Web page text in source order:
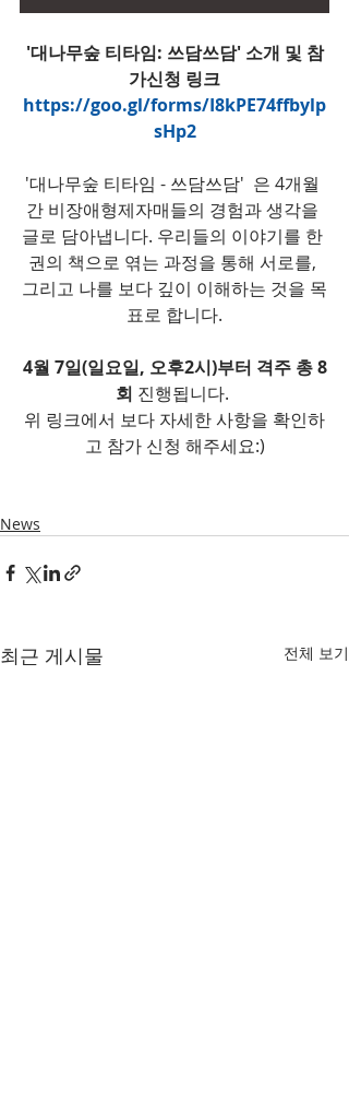
'대나무숲 티타임: 쓰담쓰담' 소개 및 참
가신청 링크
https://goo.gl/forms/I8kPE74ffbylp
sHp2
'대나무숲 티타임 - 쓰담쓰담'  은 4개월
간 비장애형제자매들의 경험과 생각을
글로 담아냅니다. 우리들의 이야기를 한
권의 책으로 엮는 과정을 통해 서로를,
그리고 나를 보다 깊이 이해하는 것을 목
표로 합니다.
4월 7일(일요일, 오후2시)부터 격주 총 8
회 진행됩니다.
위 링크에서 보다 자세한 사항을 확인하
고 참가 신청 해주세요:)
News
최근 게시물 전체 보기